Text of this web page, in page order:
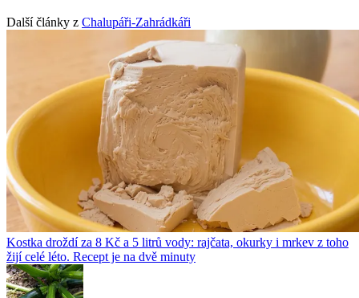
Další články z Chalupáři-Zahrádkáři
Kostka droždí za 8 Kč a 5 litrů vody: rajčata, okurky i mrkev z toho
žijí celé léto. Recept je na dvě minuty